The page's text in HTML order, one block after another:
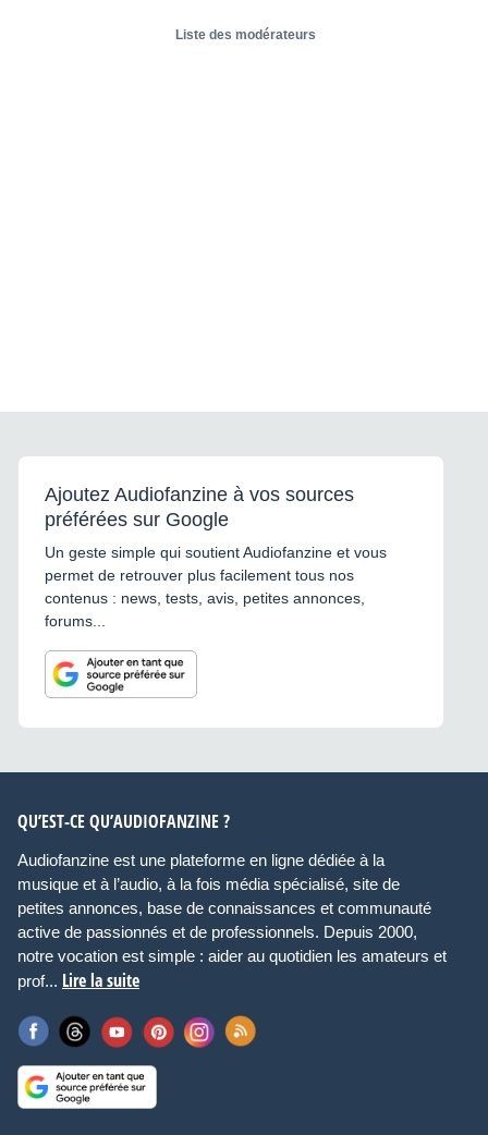
Liste des modérateurs
Ajoutez Audiofanzine à vos sources
préférées sur Google
Un geste simple qui soutient Audiofanzine et vous
permet de retrouver plus facilement tous nos
contenus : news, tests, avis, petites annonces,
forums...
QU’EST-CE QU’AUDIOFANZINE ?
Audiofanzine est une plateforme en ligne dédiée à la
musique et à l’audio, à la fois média spécialisé, site de
petites annonces, base de connaissances et communauté
active de passionnés et de professionnels. Depuis 2000,
notre vocation est simple : aider au quotidien les amateurs et
prof... Lire la suite